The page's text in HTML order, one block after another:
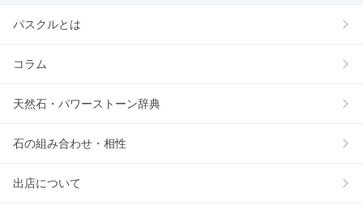
パスクルとは
コラム
天然石・パワーストーン辞典
石の組み合わせ・相性
出店について